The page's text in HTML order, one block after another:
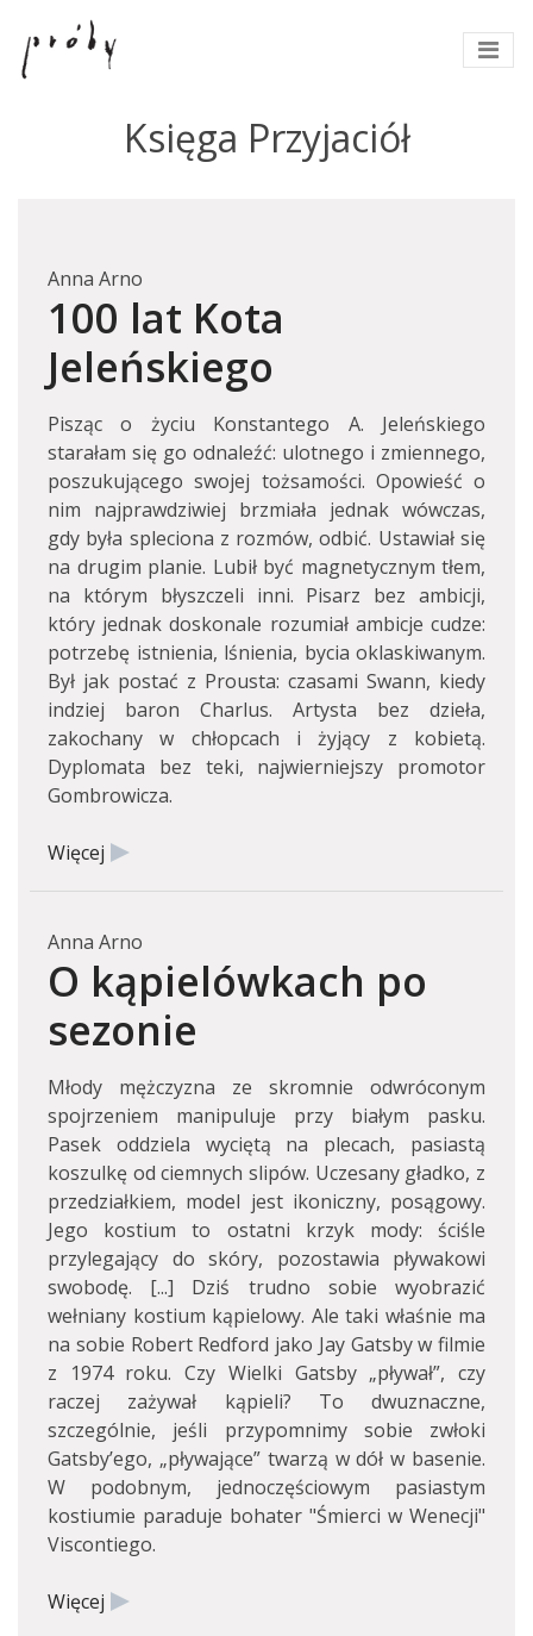
Księga Przyjaciół
Anna Arno
100 lat Kota
Jeleńskiego
Pisząc o życiu Konstantego A. Jeleńskiego
starałam się go odnaleźć: ulotnego i zmiennego,
poszukującego swojej tożsamości. Opowieść o
nim najprawdziwiej brzmiała jednak wówczas,
gdy była spleciona z rozmów, odbić. Ustawiał się
na drugim planie. Lubił być magnetycznym tłem,
na którym błyszczeli inni. Pisarz bez ambicji,
który jednak doskonale rozumiał ambicje cudze:
potrzebę istnienia, lśnienia, bycia oklaskiwanym.
Był jak postać z Prousta: czasami Swann, kiedy
indziej baron Charlus. Artysta bez dzieła,
zakochany w chłopcach i żyjący z kobietą.
Dyplomata bez teki, najwierniejszy promotor
Gombrowicza.
Więcej
Anna Arno
O kąpielówkach po
sezonie
Młody mężczyzna ze skromnie odwróconym
spojrzeniem manipuluje przy białym pasku.
Pasek oddziela wyciętą na plecach, pasiastą
koszulkę od ciemnych slipów. Uczesany gładko, z
przedziałkiem, model jest ikoniczny, posągowy.
Jego kostium to ostatni krzyk mody: ściśle
przylegający do skóry, pozostawia pływakowi
swobodę. [...] Dziś trudno sobie wyobrazić
wełniany kostium kąpielowy. Ale taki właśnie ma
na sobie Robert Redford jako Jay Gatsby w filmie
z 1974 roku. Czy Wielki Gatsby „pływał”, czy
raczej zażywał kąpieli? To dwuznaczne,
szczególnie, jeśli przypomnimy sobie zwłoki
Gatsby’ego, „pływające” twarzą w dół w basenie.
W podobnym, jednoczęściowym pasiastym
kostiumie paraduje bohater "Śmierci w Wenecji"
Viscontiego.
Więcej